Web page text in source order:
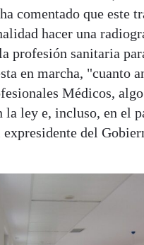
comentado que este
hacer una
profesión sanitaria
en marcha, "cuanto
Médicos, algo
la ley e, incluso, en el
del